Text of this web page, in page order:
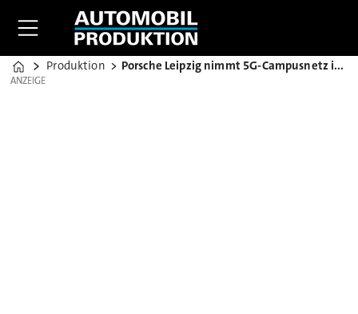
Home
Produktion Porsche Leipzig nimmt 5G-Campusnetz in Betrieb
ANZEIGE
ANZEIGE